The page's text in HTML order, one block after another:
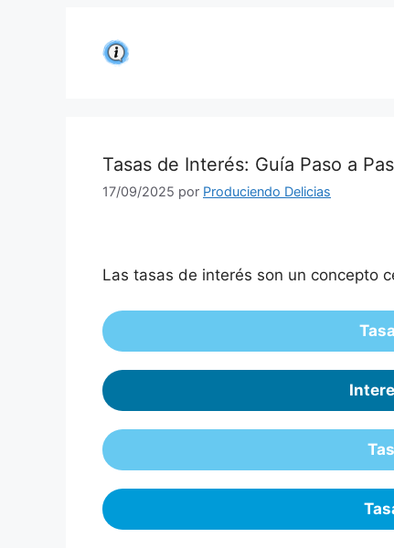
Tasas de Interés: Guía Paso a
17/09/2025 por Produciendo Delicias
Las tasas de interés son un concepto